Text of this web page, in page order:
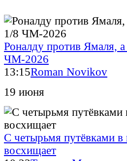
Роналду против Ямаля,
ЧМ-2026
13:15Roman Novikov
19 июня
С четырьмя путёвками
восхищает